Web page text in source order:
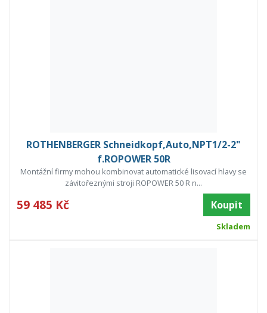
ROTHENBERGER Schneidkopf,Auto,NPT1/2-2"
f.ROPOWER 50R
Montážní firmy mohou kombinovat automatické lisovací hlavy se
závitořeznými stroji ROPOWER 50 R n...
59 485 Kč Koupit
Skladem